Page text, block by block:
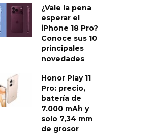
¿Vale la pena
esperar el
iPhone 18 Pro?
Conoce sus 10
principales
novedades
Honor Play 11
Pro: precio,
batería de
7.000 mAh y
solo 7,34 mm
de grosor